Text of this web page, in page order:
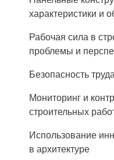
характеристики и
Рабочая сила в
проблемы и
Безопасность
Мониторинг и
строительных
Использование
в архитектуре